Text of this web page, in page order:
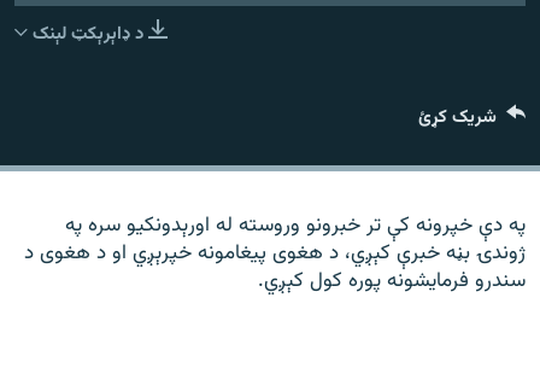
د ازادې اروپا راډیو ټولې ووبپاڼې
د ډاېرېکټ لېنک
شریک کړئ
په دې خپرونه کې تر خبرونو وروسته له اورېدونکیو سره په
ژوندۍ بڼه خبرې کېږي، د هغوی پیغامونه خپرېږي او د هغوی د
سندرو فرمایشونه پوره کول کېږي.